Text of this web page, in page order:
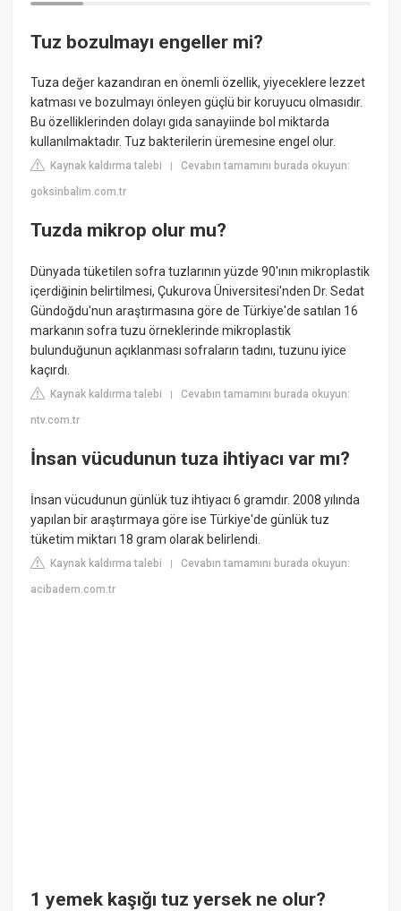
Tuz bozulmayı engeller mi?
Tuza değer kazandıran en önemli özellik, yiyeceklere lezzet
katması ve bozulmayı önleyen güçlü bir koruyucu olmasıdır.
Bu özelliklerinden dolayı gıda sanayiinde bol miktarda
kullanılmaktadır. Tuz bakterilerin üremesine engel olur.
Kaynak kaldırma talebi |Cevabın tamamını burada okuyun:
goksinbalim.com.tr
Tuzda mikrop olur mu?
Dünyada tüketilen sofra tuzlarının yüzde 90'ının mikroplastik
içerdiğinin belirtilmesi, Çukurova Üniversitesi'nden Dr. Sedat
Gündoğdu'nun araştırmasına göre de Türkiye'de satılan 16
markanın sofra tuzu örneklerinde mikroplastik
bulunduğunun açıklanması sofraların tadını, tuzunu iyice
kaçırdı.
Kaynak kaldırma talebi |Cevabın tamamını burada okuyun:
ntv.com.tr
İnsan vücudunun tuza ihtiyacı var mı?
İnsan vücudunun günlük tuz ihtiyacı 6 gramdır. 2008 yılında
yapılan bir araştırmaya göre ise Türkiye'de günlük tuz
tüketim miktarı 18 gram olarak belirlendi.
Kaynak kaldırma talebi |Cevabın tamamını burada okuyun:
acibadem.com.tr
1 yemek kaşığı tuz yersek ne olur?